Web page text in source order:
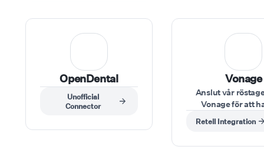
OpenDental
Unofficial
Connector
Vonage
Anslut vår
Vonage för att
inkommande och
samtal, vilket
Retell Integration